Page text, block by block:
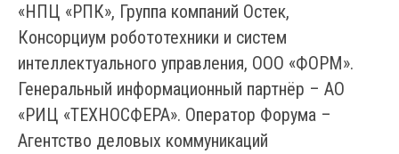
«НПЦ «РПК», Группа компаний Остек,
Консорциум робототехники и систем
интеллектуального управления, ООО «ФОРМ».
Генеральный информационный партнёр – АО
«РИЦ «ТЕХНОСФЕРА». Оператор Форума –
Агентство деловых коммуникаций